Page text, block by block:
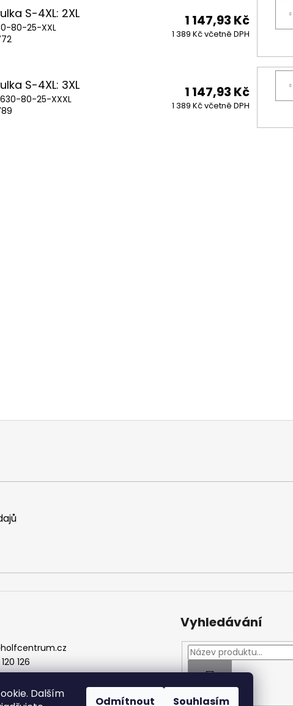
Dalším
Odmítnout Souhlasím
S-4XL: 2XL
80-25-XXL
1 147,93 Kč
1 389 Kč včetně DPH
S-4XL: 3XL
80-25-XXXL
1 147,93 Kč
1 389 Kč včetně DPH
holfcentrum.cz
126
126
na Facebooku !
Vyhledávání